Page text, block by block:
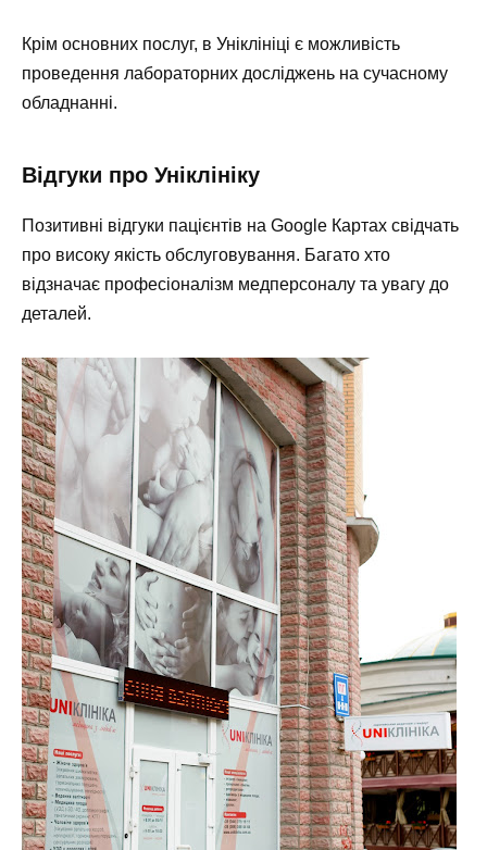
Крім основних послуг, в Уніклініці є можливість
проведення лабораторних досліджень на сучасному
обладнанні.
Відгуки про Уніклініку
Позитивні відгуки пацієнтів на Google Картах свідчать
про високу якість обслуговування. Багато хто
відзначає професіоналізм медперсоналу та увагу до
деталей.